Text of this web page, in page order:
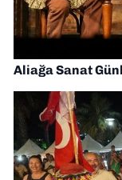
Aliağa Sanat